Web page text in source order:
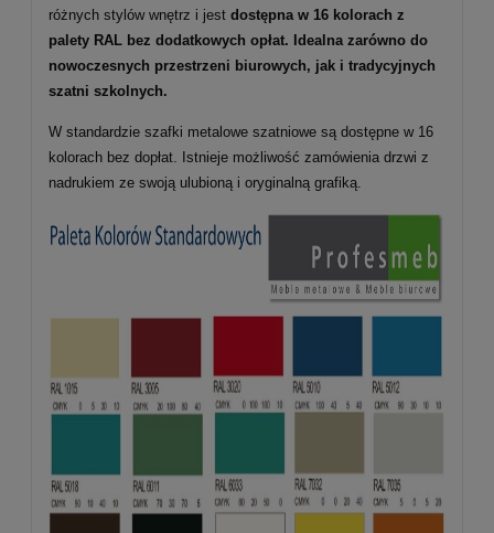
różnych stylów wnętrz i jest dostępna w 16 kolorach z
palety RAL bez dodatkowych opłat. Idealna zarówno do
nowoczesnych przestrzeni biurowych, jak i tradycyjnych
szatni szkolnych.
W standardzie szafki metalowe szatniowe są dostępne w 16
kolorach bez dopłat. Istnieje możliwość zamówienia drzwi z
nadrukiem ze swoją ulubioną i oryginalną grafiką.